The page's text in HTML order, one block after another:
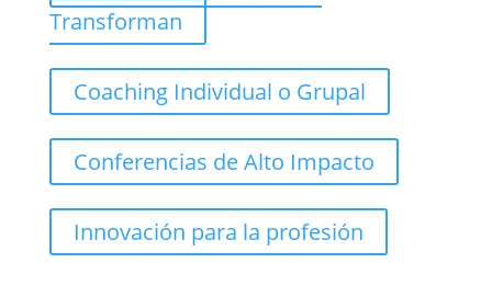
Transforman
Coaching Individual o Grupal
Conferencias de Alto Impacto
Innovación para la profesión